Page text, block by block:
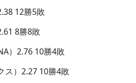
12勝5敗
8勝8敗
）2.76 10勝4敗
ス）2.27 10勝4敗